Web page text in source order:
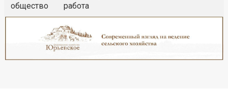
общество
работа